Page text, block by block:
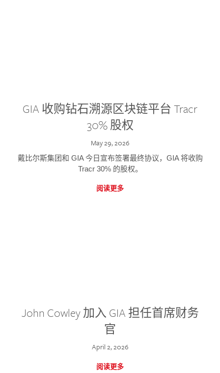
GIA 收购钻石溯源区块链平台 Tracr
30% 股权
May 29, 2026
戴比尔斯集团和 GIA 今日宣布签署最终协议，GIA 将收购
Tracr 30% 的股权。
阅读更多
John Cowley 加入 GIA 担任首席财务
官
April 2, 2026
阅读更多